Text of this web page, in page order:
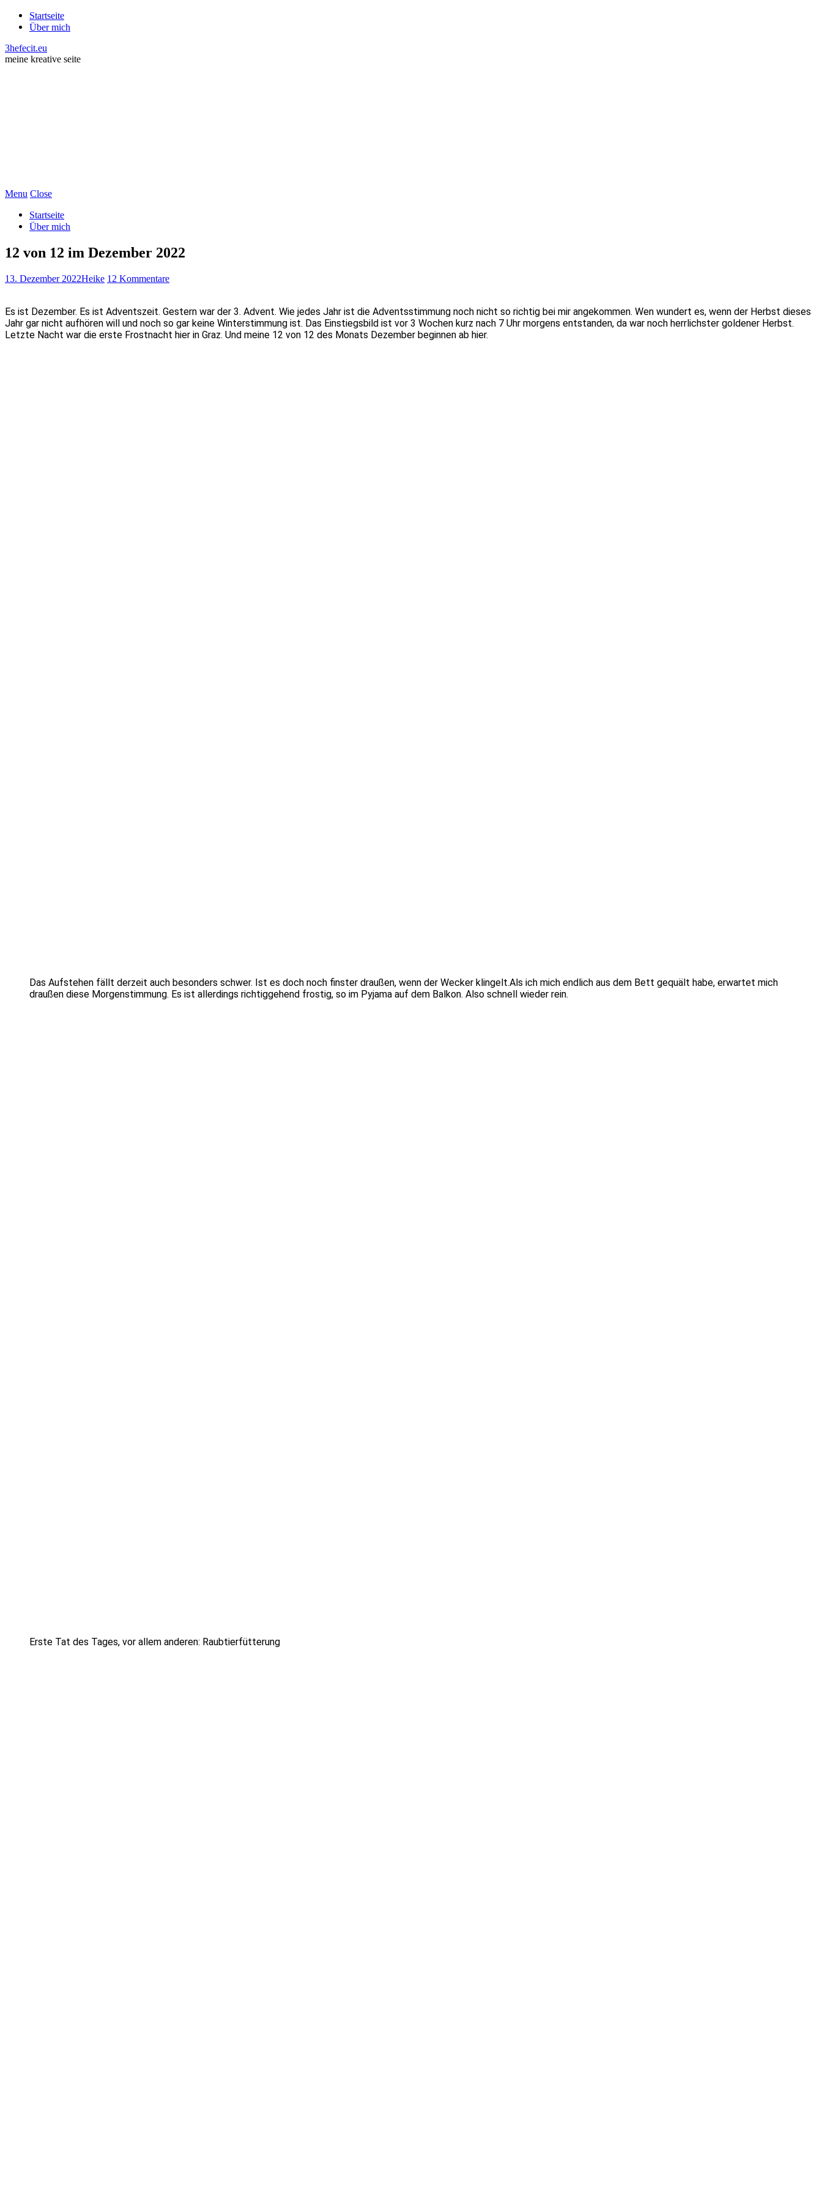
Startseite
Über mich
3hefecit.eu
meine kreative seite
Menu Close
Startseite
Über mich
12 von 12 im Dezember 2022
13. Dezember 2022Heike 12 Kommentare
Es ist Dezember. Es ist Adventszeit. Gestern war der 3. Advent. Wie jedes Jahr ist die Adventsstimmung noch nicht so richtig bei mir angekommen. Wen wundert es, wenn der Herbst dieses
Jahr gar nicht aufhören will und noch so gar keine Winterstimmung ist. Das Einstiegsbild ist vor 3 Wochen kurz nach 7 Uhr morgens entstanden, da war noch herrlichster goldener Herbst.
Letzte Nacht war die erste Frostnacht hier in Graz. Und meine 12 von 12 des Monats Dezember beginnen ab hier.
Das Aufstehen fällt derzeit auch besonders schwer. Ist es doch noch finster draußen, wenn der Wecker klingelt.Als ich mich endlich aus dem Bett gequält habe, erwartet mich
draußen diese Morgenstimmung. Es ist allerdings richtiggehend frostig, so im Pyjama auf dem Balkon. Also schnell wieder rein.
Erste Tat des Tages, vor allem anderen: Raubtierfütterung